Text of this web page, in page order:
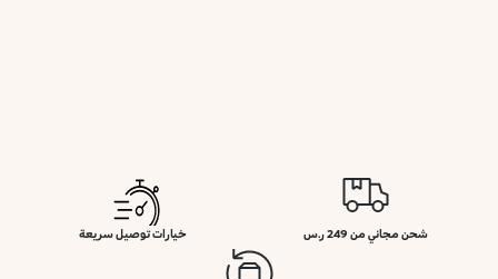
شحن مجاني من 249 ر.س خيارات توصيل سريعة